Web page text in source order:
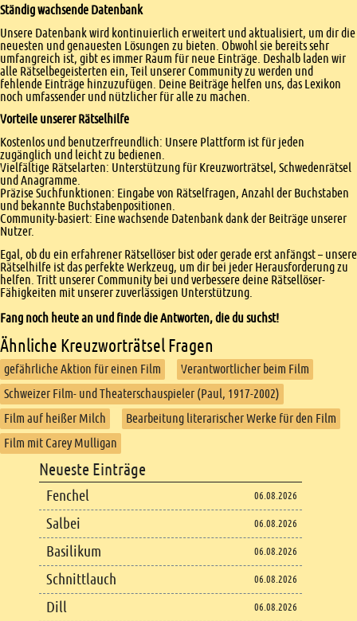
Ständig wachsende Datenbank
Unsere Datenbank wird kontinuierlich erweitert und aktualisiert, um dir die
neuesten und genauesten Lösungen zu bieten. Obwohl sie bereits sehr
umfangreich ist, gibt es immer Raum für neue Einträge. Deshalb laden wir
alle Rätselbegeisterten ein, Teil unserer Community zu werden und
fehlende Einträge hinzuzufügen. Deine Beiträge helfen uns, das Lexikon
noch umfassender und nützlicher für alle zu machen.
Vorteile unserer Rätselhilfe
Kostenlos und benutzerfreundlich: Unsere Plattform ist für jeden
zugänglich und leicht zu bedienen.
Vielfältige Rätselarten: Unterstützung für Kreuzworträtsel, Schwedenrätsel
und Anagramme.
Präzise Suchfunktionen: Eingabe von Rätselfragen, Anzahl der Buchstaben
und bekannte Buchstabenpositionen.
Community-basiert: Eine wachsende Datenbank dank der Beiträge unserer
Nutzer.
Egal, ob du ein erfahrener Rätsellöser bist oder gerade erst anfängst – unsere
Rätselhilfe ist das perfekte Werkzeug, um dir bei jeder Herausforderung zu
helfen. Tritt unserer Community bei und verbessere deine Rätsellöser-
Fähigkeiten mit unserer zuverlässigen Unterstützung.
Fang noch heute an und finde die Antworten, die du suchst!
Ähnliche Kreuzworträtsel Fragen
gefährliche Aktion für einen Film
Verantwortlicher beim Film
Schweizer Film- und Theaterschauspieler (Paul, 1917-2002)
Film auf heißer Milch
Bearbeitung literarischer Werke für den Film
Film mit Carey Mulligan
Footer content
Neueste Einträge
Fenchel 06.08.2026
Salbei 06.08.2026
Basilikum 06.08.2026
Schnittlauch 06.08.2026
Dill 06.08.2026